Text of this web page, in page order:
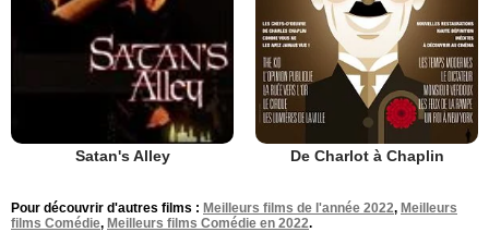
Satan's Alley De Charlot à Chaplin
Pour découvrir d'autres films : Meilleurs films de l'année 2022, Meilleurs
films Comédie, Meilleurs films Comédie en 2022.